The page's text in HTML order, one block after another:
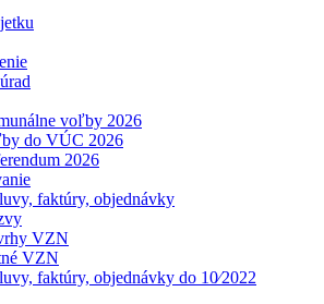
voľby 2026
do VÚC 2026
2026
faktúry, objednávky
VZN
VZN
faktúry, objednávky do 10⁄2022